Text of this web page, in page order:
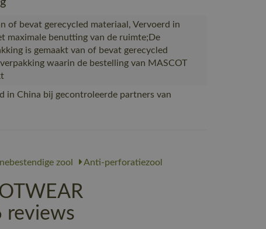
of bevat gerecycled materiaal, Vervoerd in
maximale benutting van de ruimte;De
is gemaakt van of bevat gerecycled
waarin de bestelling van MASCOT
in China bij gecontroleerde partners van
zool Anti-perforatiezool
reviews